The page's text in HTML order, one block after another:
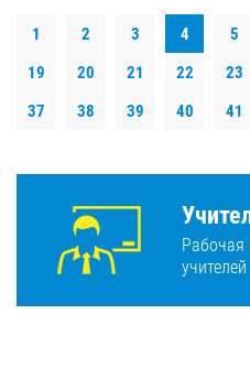
1 2 3 4 5
19
20 21 22 23
37
38 39 40 41
учителей